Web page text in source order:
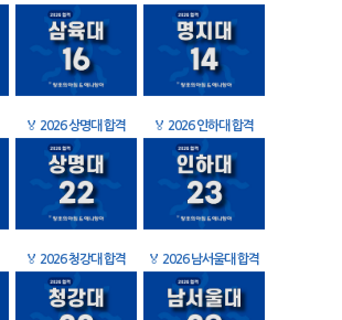
🏅 2026 상명대 합격 🏅 2026 인하대 합격
🏅 2026 청강대 합격 🏅 2026 남서울대 합격